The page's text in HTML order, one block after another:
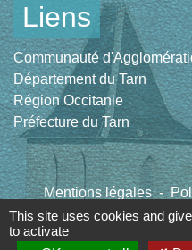
Liens
Communauté
Département du Tarn
Région Occitanie
Préfecture du Tarn
Mentions légales -
Accessibilité - Plan du
This site uses cookies and
to activate